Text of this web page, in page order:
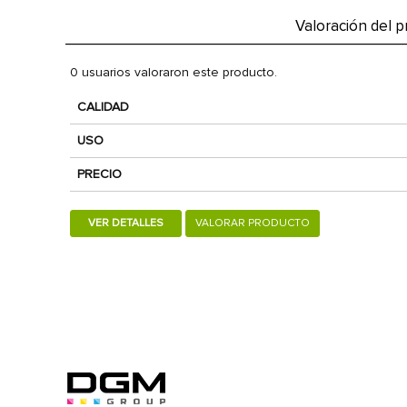
Valoración del
0 usuarios valoraron este producto.
CALIDAD
USO
PRECIO
VER DETALLES VALORAR PRODUCTO